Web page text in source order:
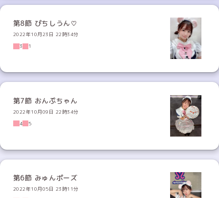
第8節 ぴちしうん♡
2022年10月23日 22時34分
3
1
第7節 おんぷちゃん
2022年10月09日 22時34分
4
5
第6節 みゅんポーズ
2022年10月05日 23時11分